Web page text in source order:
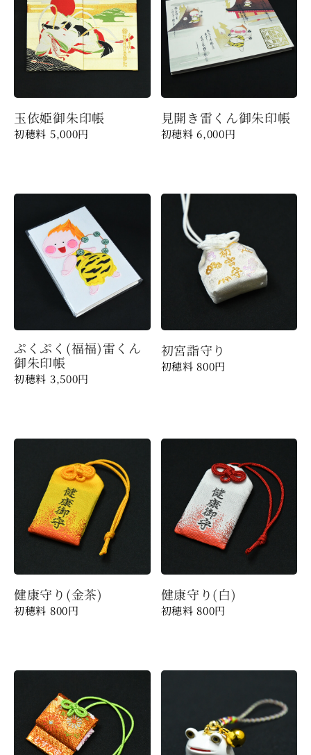
玉依姫御朱印帳
5,000円
見開き雷くん御朱印帳
6,000円
ぷくぷく(福福)雷くん
御朱印帳
3,500円
初宮詣守り
800円
健康守り(金茶)
800円
健康守り(白)
800円